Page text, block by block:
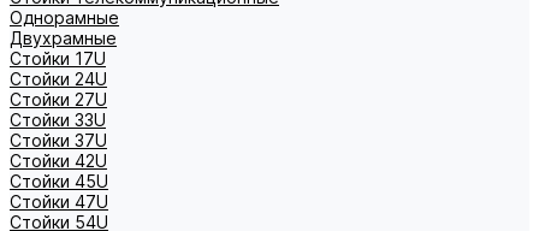
Однорамные
Двухрамные
Стойки 17U
Стойки 24U
Стойки 27U
Стойки 33U
Стойки 37U
Стойки 42U
Стойки 45U
Стойки 47U
Стойки 54U